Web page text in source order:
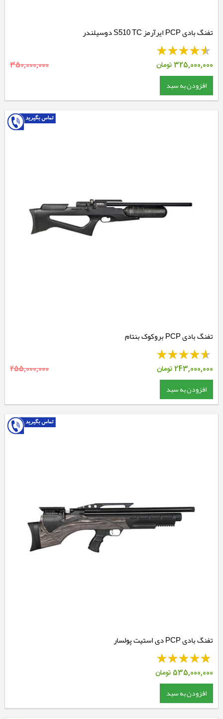
تفنگ بادی PCP ایرآرمز S510 TC دوسیلندر
325,000,000تومان 350,000,000
افزودن به سبد
تفنگ بادی PCP بروکوک بنتام
243,000,000تومان 255,000,000
افزودن به سبد
تفنگ بادی PCP دی استیت پولسار
535,000,000 تومان
افزودن به سبد